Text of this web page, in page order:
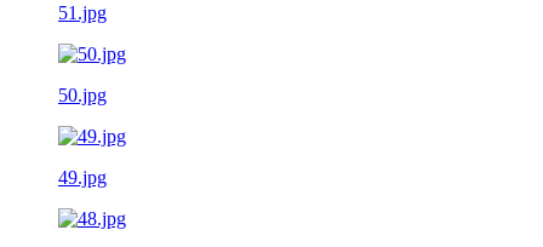
51.jpg
50.jpg
49.jpg